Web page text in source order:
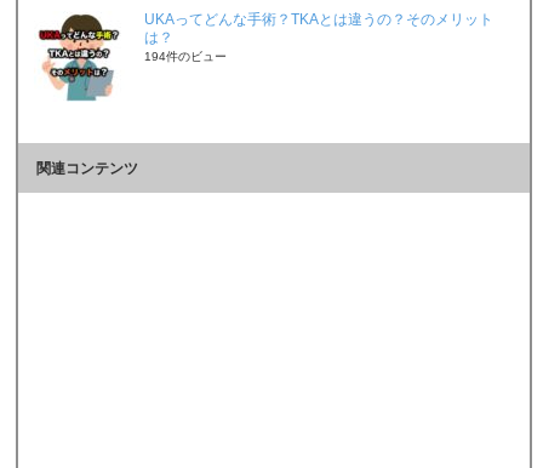
UKAってどんな手術？TKAとは違うの？そのメリット
は？
194件のビュー
関連コンテンツ